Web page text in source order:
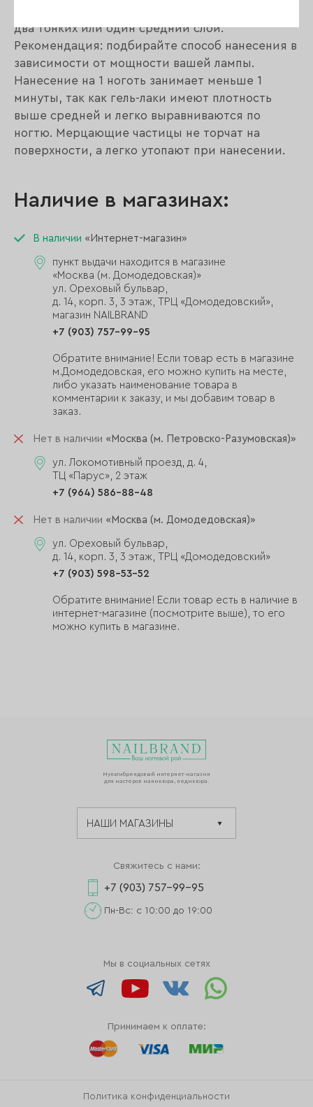
два тонких или один средний слой.
Рекомендация: подбирайте способ нанесения в
зависимости от мощности вашей лампы.
Нанесение на 1 ноготь занимает меньше 1
минуты, так как гель-лаки имеют плотность
выше средней и легко выравниваются по
ногтю. Мерцающие частицы не торчат на
поверхности, а легко утопают при нанесении.
Наличие в магазинах:
В наличии «Интернет-магазин»
пункт выдачи находится в магазине
«Москва (м. Домодедовская)»
ул. Ореховый бульвар,
д. 14, корп. 3, 3 этаж, ТРЦ «Домодедовский»,
магазин NAILBRAND
+7 (903) 757-99-95
Обратите внимание! Если товар есть в магазине
м.Домодедовская, его можно купить на месте,
либо указать наименование товара в
комментарии к заказу, и мы добавим товар в
заказ.
Нет в наличии «Москва (м. Петровско-Разумовская)»
ул. Локомотивный проезд, д. 4,
ТЦ «Парус», 2 этаж
+7 (964) 586-88-48
Нет в наличии «Москва (м. Домодедовская)»
ул. Ореховый бульвар,
д. 14, корп. 3, 3 этаж, ТРЦ «Домодедовский»
+7 (903) 598-53-52
Обратите внимание! Если товар есть в наличие в
интернет-магазине (посмотрите выше), то его
можно купить в магазине.
Мультибрендовый интернет-магазин
для мастеров маникюра, педикюра.
Свяжитесь с нами:
+7 (903) 757-99-95
Пн-Вс: с 10:00 до 19:00
Мы в социальных сетях
Принимаем к оплате:
Политика конфиденциальности